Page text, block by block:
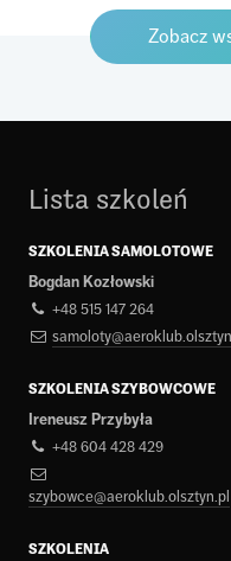
Zobacz
Lista szkoleń
SZKOLENIA SAMOLOTOWE
Bogdan Kozłowski
+48 515 147 264
SZKOLENIA SZYBOWCOWE
Ireneusz Przybyła
+48 604 428 429
szybowce@aeroklub.olsztyn.pl
SZKOLENIA